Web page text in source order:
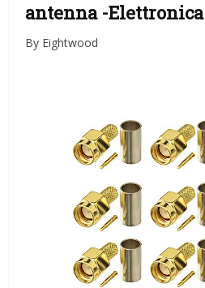
antenna -Elettronica
By Eightwood